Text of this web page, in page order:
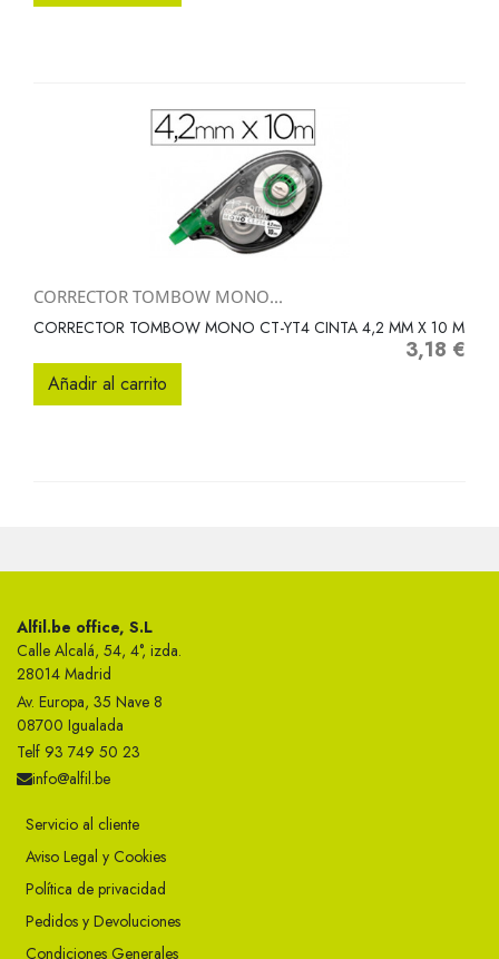
CORRECTOR TOMBOW MONO...
CORRECTOR TOMBOW MONO CT-YT4 CINTA 4,2 MM X 10 M
Precio
3,18 €
Añadir al carrito
Alfil.be office, S.L
Calle Alcalá, 54, 4°, izda.
28014 Madrid
Av. Europa, 35 Nave 8
08700 Igualada
Telf 93 749 50 23
info@alfil.be
Servicio al cliente
Aviso Legal y Cookies
Política de privacidad
Pedidos y Devoluciones
Condiciones Generales